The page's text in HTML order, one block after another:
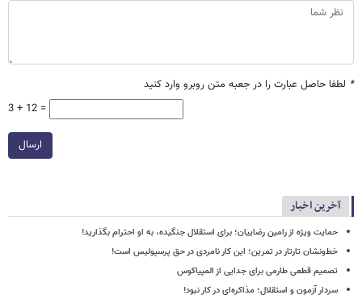
* لطفا حاصل عبارت را در جعبه متن روبرو وارد کنید
3 + 12 =
ارسال
آخرین اخبار
حمایت ویژه از رامین رضاییان؛ برای استقلال جنگیده، به او احترام بگذارید!
خط‌ونشان تارتار در تمرین؛ این کار نامردی در حق پرسپولیس است!
تصمیم قطعی طارمی برای جدایی از المپیاکوس
سردار آزمون و استقلال؛ مذاکره‌ای در کار نبود!